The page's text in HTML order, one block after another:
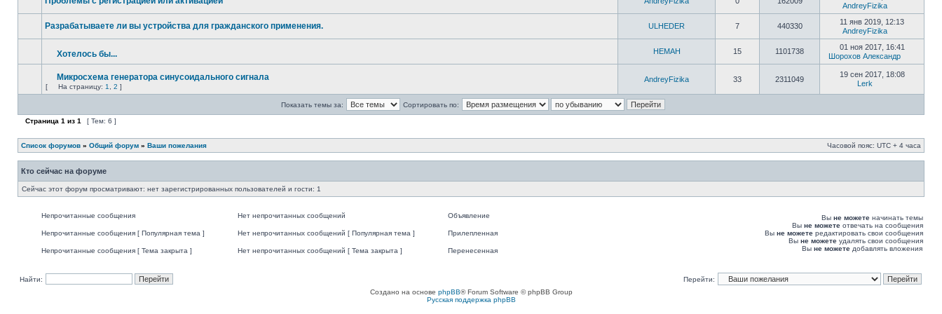
AndreyFizika
Разрабатываете ли вы устройства для гражданского применения. ULHEDER 7 440330
11 янв 2019, 12:13
AndreyFizika
Хотелось бы... HEMAH 15 1101738
01 ноя 2017, 16:41
Шорохов Александр
Микросхема генератора синусоидального сигнала
[ На страницу: 1 2 ]
AndreyFizika 33 2311049
19 сен 2017, 18:08
Lerk
Показать темы за: Сортировать по:
Страница 1 из 1 [ Тем: 6 ]
Список форумов » Общий форум » Ваши пожелания Часовой пояс: UTC + 4 часа
Кто сейчас на форуме
Сейчас этот форум просматривают: нет зарегистрированных пользователей и гости: 1
Непрочитанные сообщения Нет непрочитанных сообщений Объявление
Непрочитанные сообщения [ Популярная тема ] Нет непрочитанных сообщений [ Популярная тема ] Прилепленная
Непрочитанные сообщения [ Тема закрыта ] Нет непрочитанных сообщений [ Тема закрыта ] Перенесенная
Вы не можете начинать темы
Вы не можете отвечать на сообщения
Вы не можете редактировать свои сообщения
Вы не можете удалять свои сообщения
Вы не можете добавлять вложения
Найти:
Перейти:
Создано на основе phpBB® Forum Software © phpBB Group
Русская поддержка phpBB